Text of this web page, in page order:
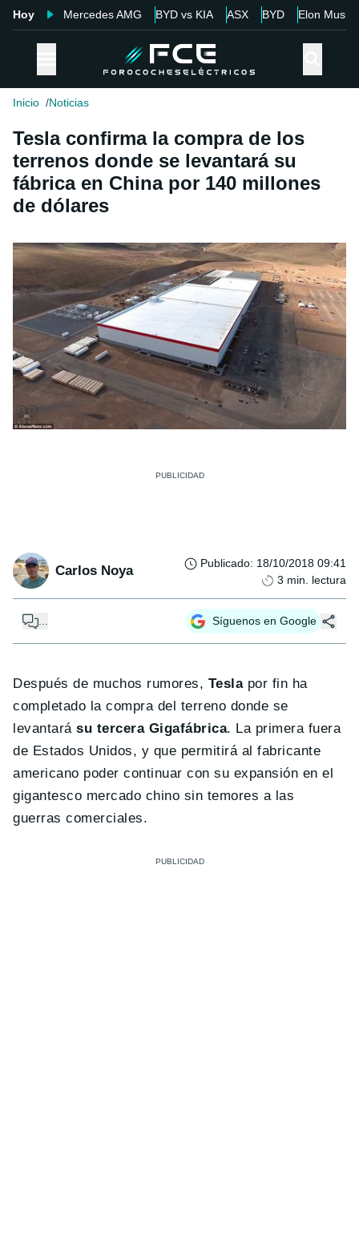
Hoy Mercedes AMG BYD vs KIA ASX BYD Elon Musk
Inicio Noticias
Tesla confirma la compra de los
terrenos donde se levantará su
fábrica en China por 140 millones
de dólares
Carlos Noya Publicado: 18/10/2018 09:41
3 min. lectura
... Síguenos en Google
Después de muchos rumores, Teslapor fin ha
completado la compra del terreno donde se
levantarásu tercera Gigafábrica. La primera fuera
de Estados Unidos, y que permitirá al fabricante
americano poder continuar con su expansión en el
gigantesco mercado chino sin temores a las
guerras comerciales.